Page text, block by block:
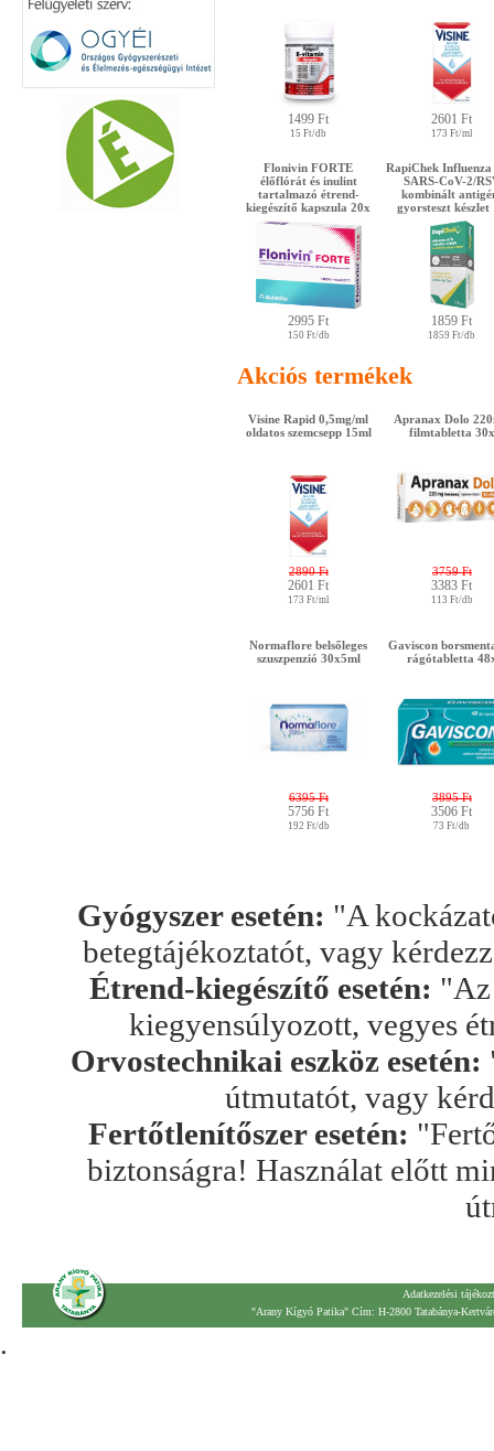
1499 Ft
15 Ft/db
2601 Ft
173 Ft/ml
Flonivin FORTE
élőflórát és inulint
tartalmazó étrend-
kiegészítő kapszula 20x
2995 Ft
150 Ft/db
RapiChek Influenza
SARS-CoV-2/
kombinált
gyorsteszt készlet
1859 Ft
1859 Ft/db
Akciós termékek
Visine Rapid 0,5mg/ml
oldatos szemcsepp 15ml
2890 Ft
2601 Ft
173 Ft/ml
Apranax Dolo
filmtabletta 30x
3759 Ft
3383 Ft
113 Ft/db
Normaflore belsőleges
szuszpenzió 30x5ml
6395 Ft
5756 Ft
192 Ft/db
Gaviscon
rágótabletta
3895 Ft
3506 Ft
73 Ft/db
Gyógyszer esetén: "A
betegtájékoztatót, vagy
Étrend-kiegészítő esetén: "Az
kiegyensúlyozott, vegyes
Orvostechnikai eszköz esetén:
útmutatót, vagy
Fertőtlenítőszer esetén:
biztonságra! Használat előtt
Adatkezelési
"Arany Kígyó Patika" Cím: H-2800 Tatabánya-
.